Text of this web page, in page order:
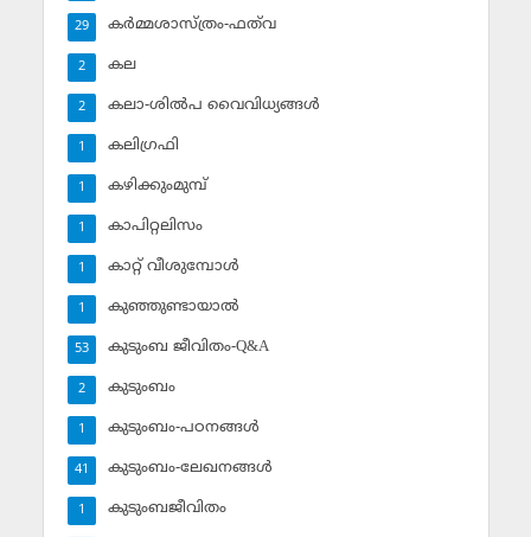
കര്‍മ്മശാസ്ത്രം-ഫത്‌വ
29
കല
2
കലാ-ശില്‍പ വൈവിധ്യങ്ങള്‍
2
കലിഗ്രഫി
1
കഴിക്കുംമുമ്പ്
1
കാപിറ്റലിസം
1
കാറ്റ് വീശുമ്പോള്‍
1
കുഞ്ഞുണ്ടായാല്‍
1
കുടുംബ ജീവിതം-Q&A
53
കുടുംബം
2
കുടുംബം-പഠനങ്ങള്‍
1
കുടുംബം-ലേഖനങ്ങള്‍
41
കുടുംബജീവിതം
1